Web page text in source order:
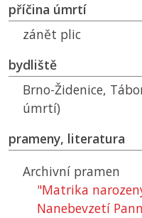
příčina úmrtí
zánět plic
bydliště
Brno-Židenice,
úmrtí)
prameny, literatura
Archivní pramen
"Matrika
Nanebevzetí